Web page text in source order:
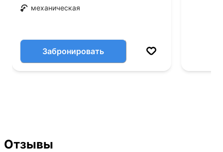
механическая
Забронировать
Отзывы